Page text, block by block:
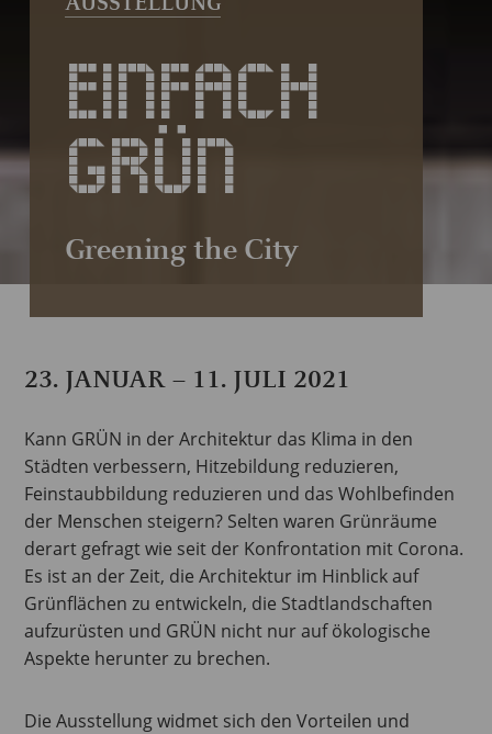
EINFACH
GRÜN
Greening the City
23. JANUAR – 11. JULI 2021
Kann GRÜN in der Architektur das Klima in den
Städten verbessern, Hitzebildung reduzieren,
Feinstaubbildung reduzieren und das Wohlbefinden
der Menschen steigern? Selten waren Grünräume
derart gefragt wie seit der Konfrontation mit Corona.
Es ist an der Zeit, die Architektur im Hinblick auf
Grünflächen zu entwickeln, die Stadtlandschaften
aufzurüsten und GRÜN nicht nur auf ökologische
Aspekte herunter zu brechen.
Die Ausstellung widmet sich den Vorteilen und